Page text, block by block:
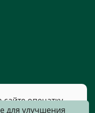
опечатку
для улучшения